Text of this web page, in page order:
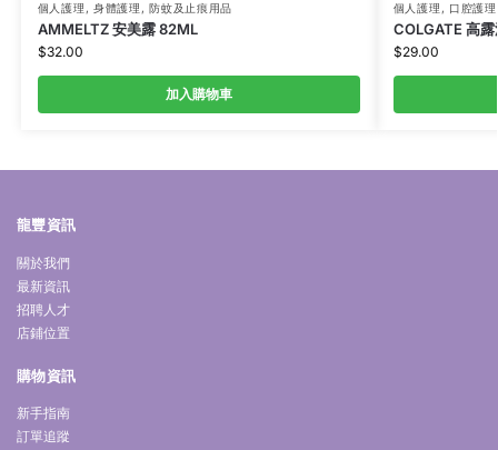
個人護理 , 身體護理 ,防蚊及止痕用品
AMMELTZ 安美露 82ML
$32.00
加入購物車
個人護理 , 口腔護理
COLGATE 高
$29.00
龍豐資訊
關於我們
最新資訊
招聘人才
店鋪位置
購物資訊
新手指南
訂單追蹤